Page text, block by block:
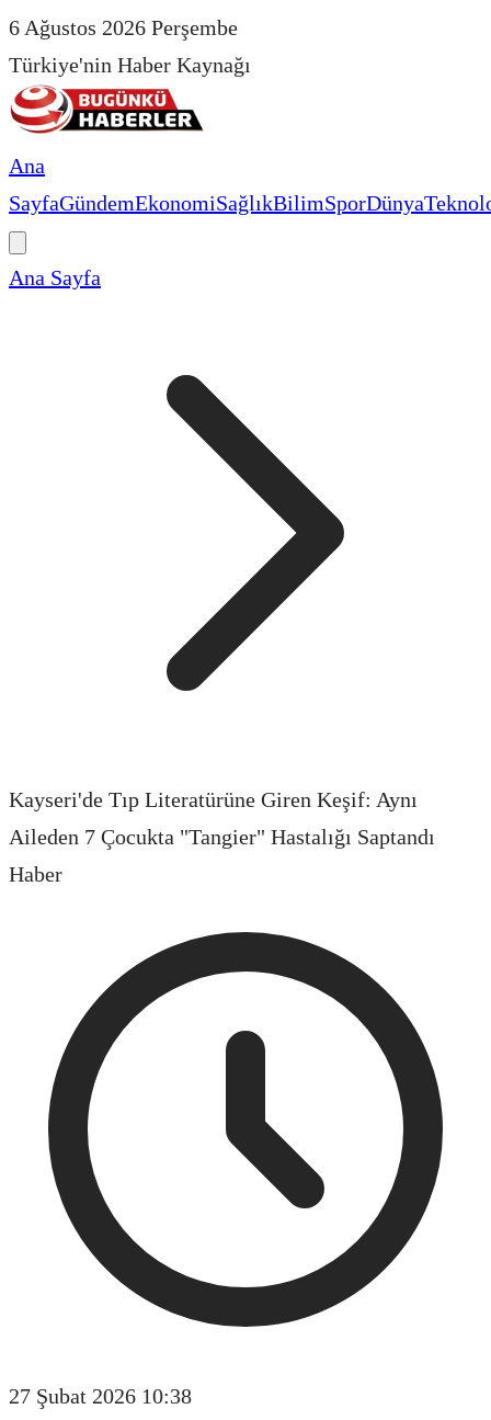
6 Ağustos 2026 Perşembe
Türkiye'nin Haber Kaynağı
Ana
SayfaGündemEkonomiSağlıkBilimSporDünya
Ana Sayfa
Kayseri'de Tıp Literatürüne Giren Keşif: Aynı
Aileden 7 Çocukta "Tangier" Hastalığı Saptandı
Haber
27 Şubat 2026 10:38